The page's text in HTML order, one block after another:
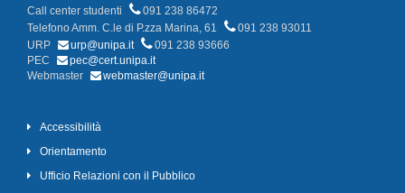
Call center studenti
091 238 86472
Telefono Amm. C.le di P.zza Marina, 61
091 238 93011
URP
urp@unipa.it
091 238 93666
PEC
pec@cert.unipa.it
Webmaster
webmaster@unipa.it
Accessibilità
Orientamento
Ufficio Relazioni con il Pubblico